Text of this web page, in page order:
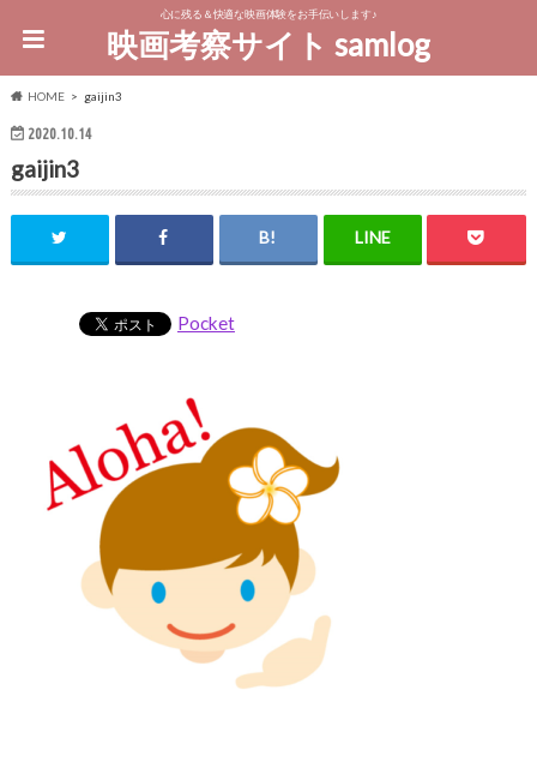
心に残る＆快適な映画体験をお手伝いします♪
映画考察サイト samlog
HOME gaijin3
2020.10.14
gaijin3
Pocket